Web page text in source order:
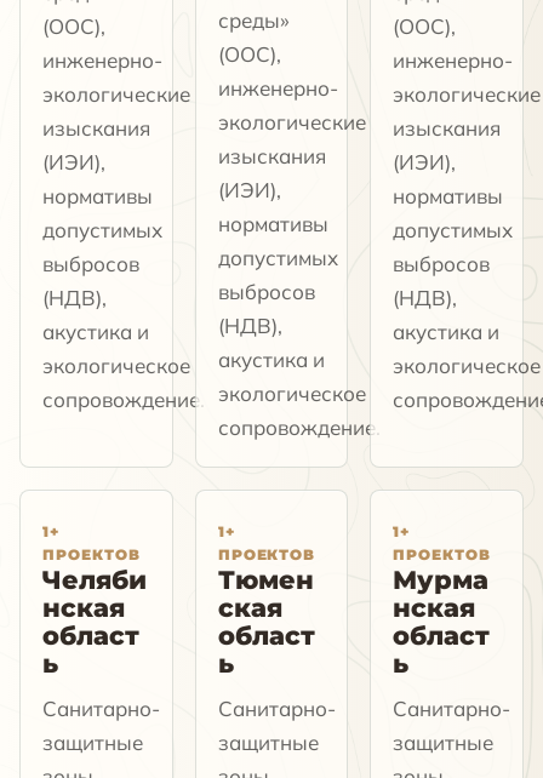
(ООС),
инженерно-
экологические
изыскания
(ИЭИ),
нормативы
допустимых
выбросов
(НДВ),
акустика и
экологическое
сопровождение.
среды»
(ООС),
инженерно-
экологические
изыскания
(ИЭИ),
нормативы
допустимых
выбросов
(НДВ),
акустика и
экологическое
сопровождение.
(ООС),
инженерно-
экологические
изыскания
(ИЭИ),
нормативы
допустимых
выбросов
(НДВ),
акустика и
экологическое
1+
ПРОЕКТОВ
Челяби
нская
област
ь
Санитарно-
защитные
1+
ПРОЕКТОВ
Тюмен
ская
област
ь
Санитарно-
защитные
1+
ПРОЕКТОВ
Мурма
нская
област
ь
Санитарно-
защитные